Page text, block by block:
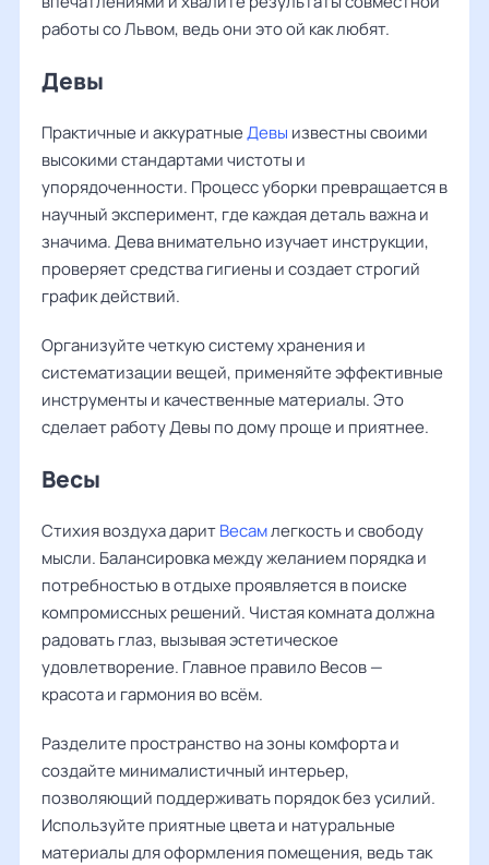
работы со Львом, ведь они это ой как любят.
Девы
Практичные и аккуратныеДевы известны своими
высокими стандартами чистоты и
упорядоченности. Процесс уборки превращается в
научный эксперимент, где каждая деталь важна и
значима. Дева внимательно изучает инструкции,
проверяет средства гигиены и создает строгий
график действий.
Организуйте четкую систему хранения и
систематизации вещей, применяйте эффективные
инструменты и качественные материалы. Это
сделает работу Девы по дому проще и приятнее.
Весы
Стихия воздуха даритВесамлегкость и свободу
мысли. Балансировка между желанием порядка и
потребностью в отдыхе проявляется в поиске
компромиссных решений. Чистая комната должна
радовать глаз, вызывая эстетическое
удовлетворение. Главное правило Весов —
красота и гармония во всём.
Разделите пространство на зоны комфорта и
создайте минималистичный интерьер,
позволяющий поддерживать порядок без усилий.
Используйте приятные цвета и натуральные
материалы для оформления помещения, ведь так